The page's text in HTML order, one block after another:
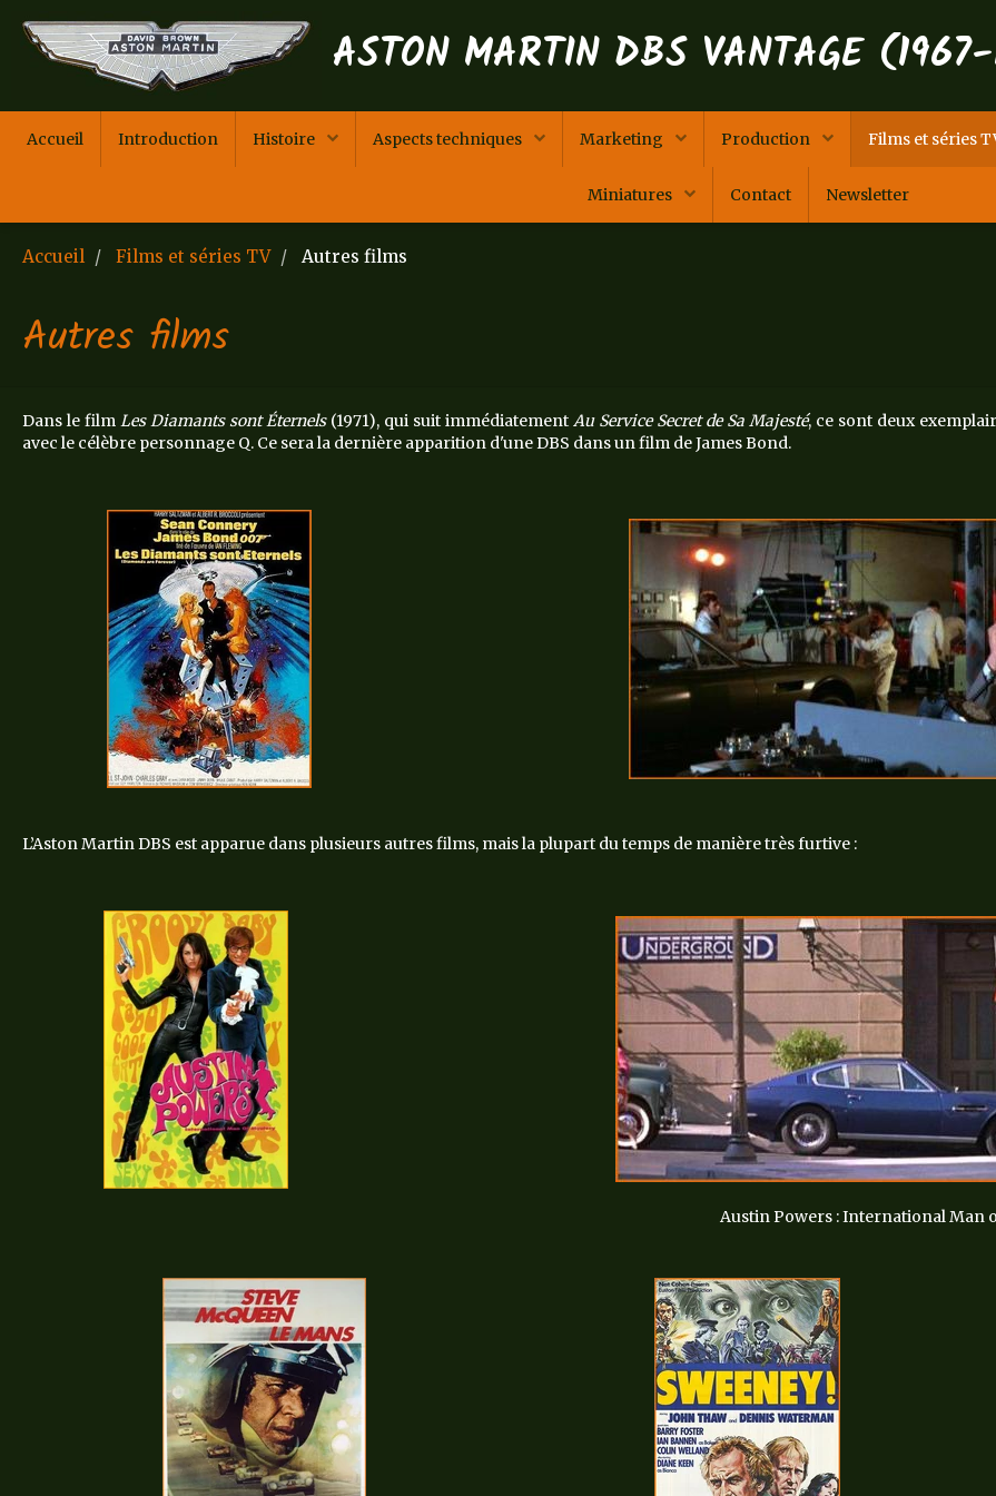
ASTON MARTIN DBS VANTAGE
Accueil Introduction Histoire Aspects techniques Marketing Production Films et séries
Miniatures Contact Newsletter
Accueil Films et séries TV Autres films
Autres films
Dans le film Les Diamants sont Éternels(1971), qui suit immédiatement Au Service Secret de Sa Majesté, ce sont deux
avec le célèbre personnage Q. Ce sera la dernière apparition d'une DBS dans un film de James Bond.
L’Aston Martin DBS est apparue dans plusieurs autres films, mais la plupart du temps de manière très furtive :
Austin Powers : International Man